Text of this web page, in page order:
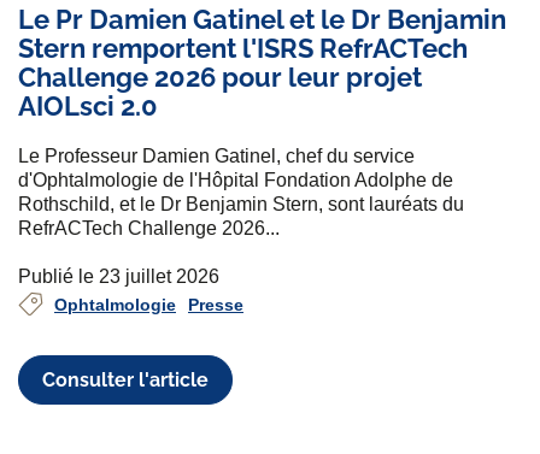
Le Pr Damien Gatinel et le Dr Benjamin
Stern remportent l'ISRS RefrACTech
Challenge 2026 pour leur projet
AIOLsci 2.0
Le Professeur Damien Gatinel, chef du service
d'Ophtalmologie de l'Hôpital Fondation Adolphe de
Rothschild, et le Dr Benjamin Stern, sont lauréats du
RefrACTech Challenge 2026...
Publié le 23 juillet 2026
Ophtalmologie Presse
Consulter l'article